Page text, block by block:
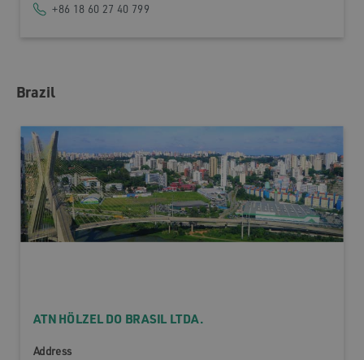
+86 18 60 27 40 799
Brazil
ATN HÖLZEL DO BRASIL LTDA.
Address